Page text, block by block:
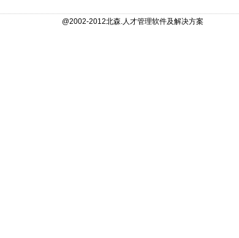
@2002-2012北森.人才管理软件及解决方案